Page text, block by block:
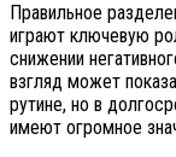
Правильное
играют ключевую
снижении
взгляд может
рутине, но в
имеют огромное